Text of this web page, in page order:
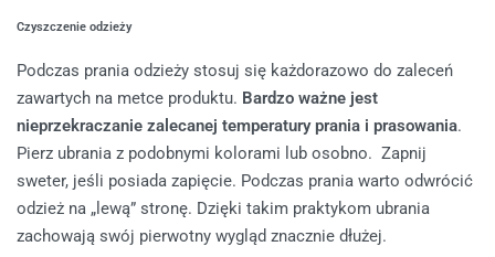
Czyszczenie odzieży
Podczas prania odzieży stosuj się każdorazowo do zaleceń
zawartych na metce produktu. Bardzo ważne jest
nieprzekraczanie zalecanej temperatury prania i prasowania.
Pierz ubrania z podobnymi kolorami lub osobno. Zapnij
sweter, jeśli posiada zapięcie. Podczas prania warto odwrócić
odzież na „lewą” stronę. Dzięki takim praktykom ubrania
zachowają swój pierwotny wygląd znacznie dłużej.